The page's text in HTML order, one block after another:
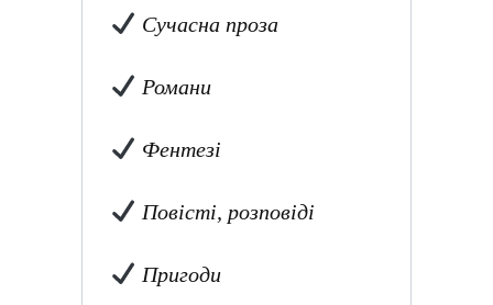
Сучасна проза
Романи
Фентезі
Повісті, розповіді
Пригоди